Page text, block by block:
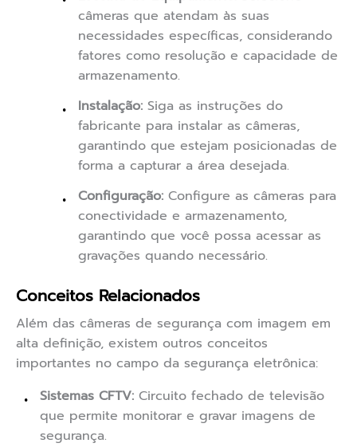
câmeras que atendam às suas
necessidades específicas, considerando
fatores como resolução e capacidade de
armazenamento.
Instalação: Siga as instruções do
fabricante para instalar as câmeras,
garantindo que estejam posicionadas de
forma a capturar a área desejada.
Configuração: Configure as câmeras para
conectividade e armazenamento,
garantindo que você possa acessar as
gravações quando necessário.
Conceitos Relacionados
Além das câmeras de segurança com imagem em
alta definição, existem outros conceitos
importantes no campo da segurança eletrônica:
Sistemas CFTV: Circuito fechado de televisão
que permite monitorar e gravar imagens de
segurança.